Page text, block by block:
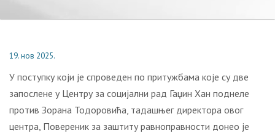
19. нов 2025.
У поступку који је спроведен по притужбама које су две
запослене у Центру за социјални рад Гаџин Хан поднеле
против Зорана Тодоровића, тадашњег директора овог
центра, Повереник за заштиту равноправности донео је